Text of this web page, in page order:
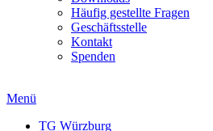
Häufig gestellte Fragen
Geschäftsstelle
Kontakt
Spenden
Menü
TG Würzburg